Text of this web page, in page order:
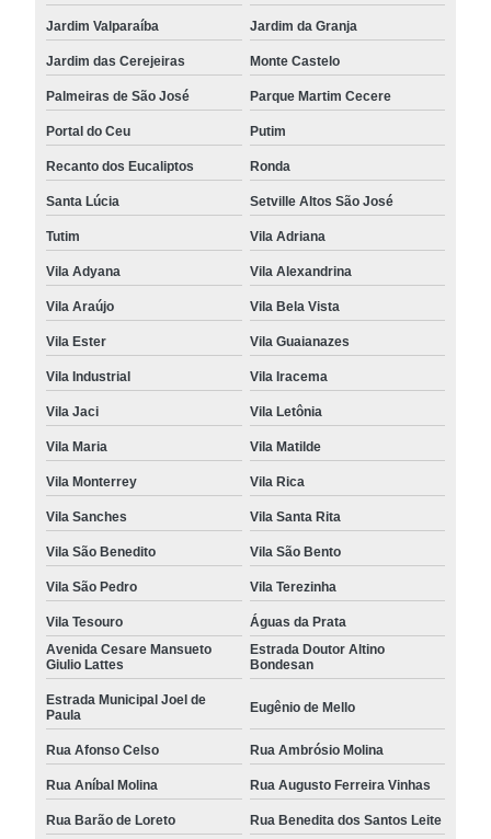
Jardim Valparaíba Jardim da Granja
Jardim das Cerejeiras Monte Castelo
Palmeiras de São José Parque Martim Cecere
Portal do Ceu Putim
Recanto dos Eucaliptos Ronda
Santa Lúcia Setville Altos São José
Tutim Vila Adriana
Vila Adyana Vila Alexandrina
Vila Araújo Vila Bela Vista
Vila Ester Vila Guaianazes
Vila Industrial Vila Iracema
Vila Jaci Vila Letônia
Vila Maria Vila Matilde
Vila Monterrey Vila Rica
Vila Sanches Vila Santa Rita
Vila São Benedito Vila São Bento
Vila São Pedro Vila Terezinha
Vila Tesouro
Águas da Prata
Avenida Cesare Mansueto
Giulio Lattes
Estrada Doutor Altino
Bondesan
Estrada Municipal Joel de
Paula
Eugênio de Mello
Rua Afonso Celso Rua Ambrósio Molina
Rua Aníbal Molina Rua Augusto Ferreira Vinhas
Rua Barão de Loreto Rua Benedita dos Santos Leite